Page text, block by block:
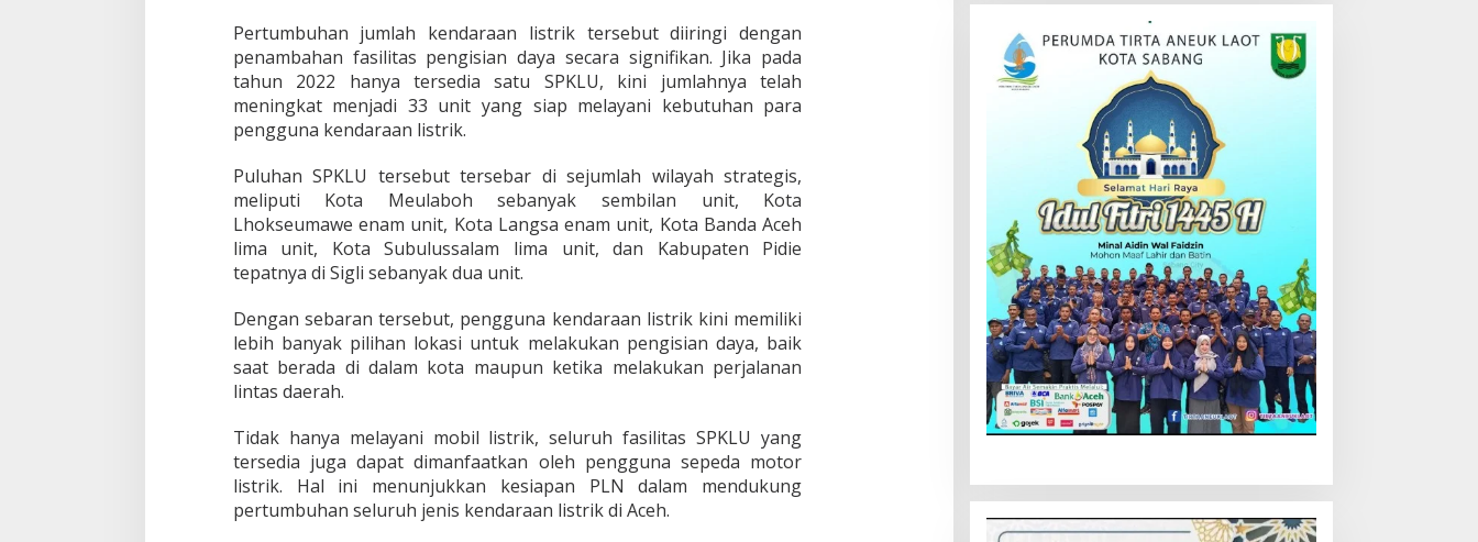
Pertumbuhan jumlah kendaraan listrik tersebut diiringi dengan
penambahan fasilitas pengisian daya secara signifikan. Jika pada
tahun 2022 hanya tersedia satu SPKLU, kini jumlahnya telah
meningkat menjadi 33 unit yang siap melayani kebutuhan para
pengguna kendaraan listrik.
Puluhan SPKLU tersebut tersebar di sejumlah wilayah strategis,
meliputi Kota Meulaboh sebanyak sembilan unit, Kota
Lhokseumawe enam unit, Kota Langsa enam unit, Kota Banda Aceh
lima unit, Kota Subulussalam lima unit, dan Kabupaten Pidie
tepatnya di Sigli sebanyak dua unit.
Dengan sebaran tersebut, pengguna kendaraan listrik kini memiliki
lebih banyak pilihan lokasi untuk melakukan pengisian daya, baik
saat berada di dalam kota maupun ketika melakukan perjalanan
lintas daerah.
Tidak hanya melayani mobil listrik, seluruh fasilitas SPKLU yang
tersedia juga dapat dimanfaatkan oleh pengguna sepeda motor
listrik. Hal ini menunjukkan kesiapan PLN dalam mendukung
pertumbuhan seluruh jenis kendaraan listrik di Aceh.